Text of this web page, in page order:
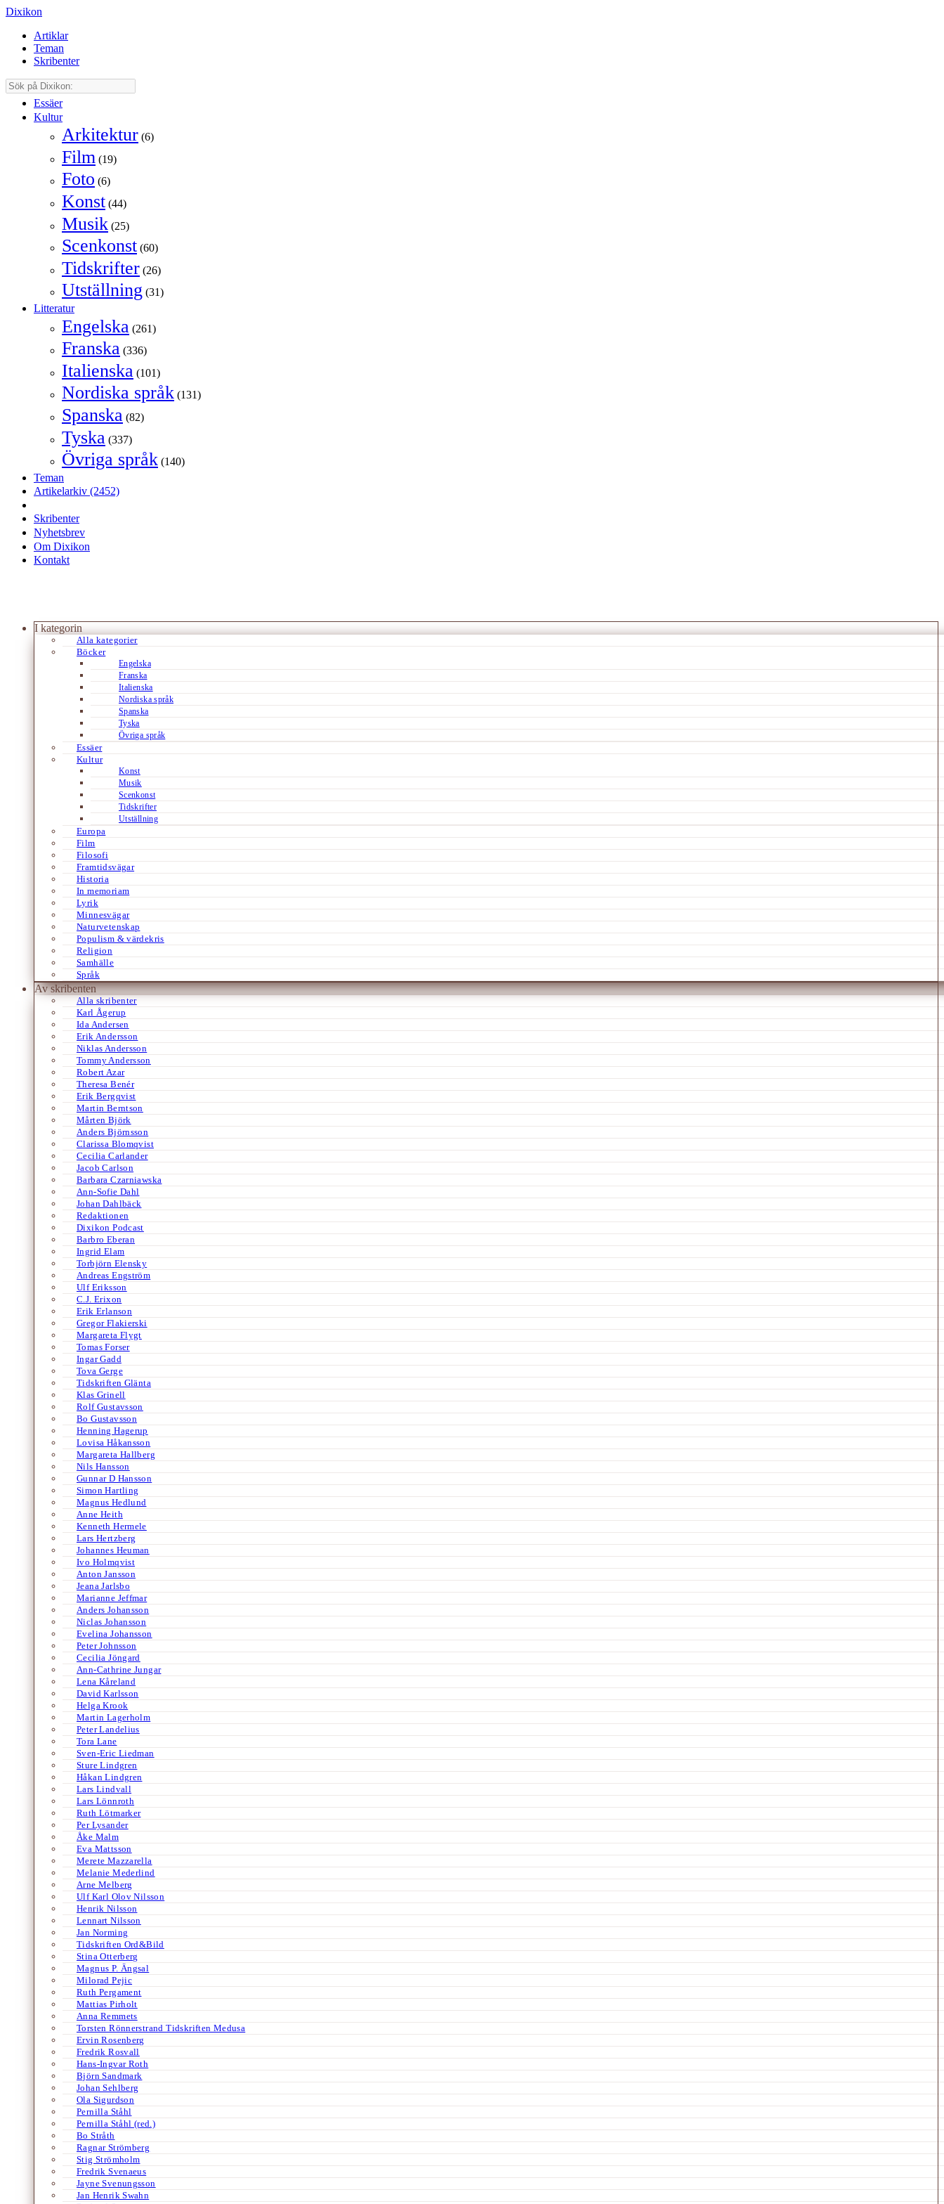
Dixikon
Artiklar
Teman
Skribenter
Essäer
Kultur
Arkitektur (6)
Film (19)
Foto (6)
Konst (44)
Musik (25)
Scenkonst (60)
Tidskrifter (26)
Utställning (31)
Litteratur
Engelska (261)
Franska (336)
Italienska (101)
Nordiska språk (131)
Spanska (82)
Tyska (337)
Övriga språk (140)
Teman
Artikelarkiv (2452)
Skribenter
Nyhetsbrev
Om Dixikon
Kontakt
I kategorin
Alla kategorier
Böcker
Engelska
Franska
Italienska
Nordiska språk
Spanska
Tyska
Övriga språk
Essäer
Kultur
Konst
Musik
Scenkonst
Tidskrifter
Utställning
Europa
Film
Filosofi
Framtidsvägar
Historia
In memoriam
Lyrik
Minnesvägar
Naturvetenskap
Populism & värdekris
Religion
Samhälle
Språk
Av skribenten
Alla skribenter
Karl Ågerup
Ida Andersen
Erik Andersson
Niklas Andersson
Tommy Andersson
Robert Azar
Theresa Benér
Erik Bergqvist
Martin Berntson
Mårten Björk
Anders Björnsson
Clarissa Blomqvist
Cecilia Carlander
Jacob Carlson
Barbara Czarniawska
Ann-Sofie Dahl
Johan Dahlbäck
Redaktionen
Dixikon Podcast
Barbro Eberan
Ingrid Elam
Torbjörn Elensky
Andreas Engström
Ulf Eriksson
C.J. Erixon
Erik Erlanson
Gregor Flakierski
Margareta Flygt
Tomas Forser
Ingar Gadd
Tova Gerge
Tidskriften Glänta
Klas Grinell
Rolf Gustavsson
Bo Gustavsson
Henning Hagerup
Lovisa Håkansson
Margareta Hallberg
Nils Hansson
Gunnar D Hansson
Simon Hartling
Magnus Hedlund
Anne Heith
Kenneth Hermele
Lars Hertzberg
Johannes Heuman
Ivo Holmqvist
Anton Jansson
Jeana Jarlsbo
Marianne Jeffmar
Anders Johansson
Niclas Johansson
Evelina Johansson
Peter Johnsson
Cecilia Jöngard
Ann-Cathrine Jungar
Lena Kåreland
David Karlsson
Helga Krook
Martin Lagerholm
Peter Landelius
Tora Lane
Sven-Eric Liedman
Sture Lindgren
Håkan Lindgren
Lars Lindvall
Lars Lönnroth
Ruth Lötmarker
Per Lysander
Åke Malm
Eva Mattsson
Merete Mazzarella
Melanie Mederlind
Arne Melberg
Ulf Karl Olov Nilsson
Henrik Nilsson
Lennart Nilsson
Jan Norming
Tidskriften Ord&Bild
Stina Otterberg
Magnus P. Ängsal
Milorad Pejic
Ruth Pergament
Mattias Pirholt
Anna Remmets
Torsten Rönnerstrand Tidskriften Medusa
Ervin Rosenberg
Fredrik Rosvall
Hans-Ingvar Roth
Björn Sandmark
Johan Sehlberg
Ola Sigurdson
Pernilla Ståhl
Pernilla Ståhl (red.)
Bo Stråth
Ragnar Strömberg
Stig Strömholm
Fredrik Svenaeus
Jayne Svenungsson
Jan Henrik Swahn